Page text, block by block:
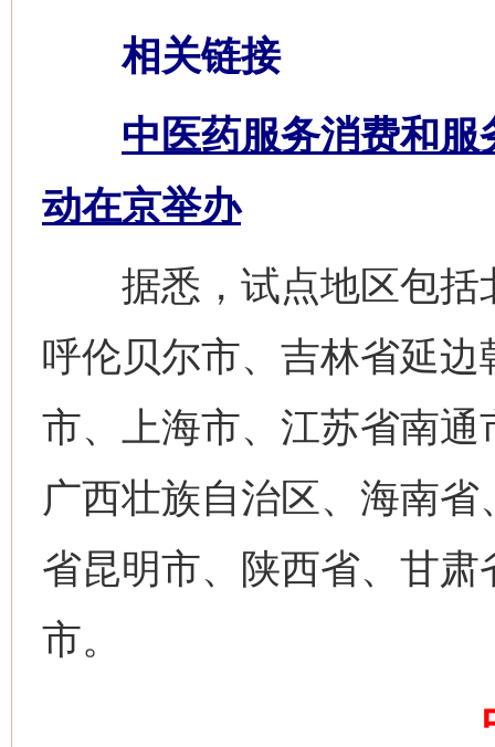
相关链接
中医药服务消费和
动在京举办
据悉，试点地区包括
呼伦贝尔市、吉林省延
市、上海市、江苏省南
广西壮族自治区、海南
省昆明市、陕西省、甘
市。